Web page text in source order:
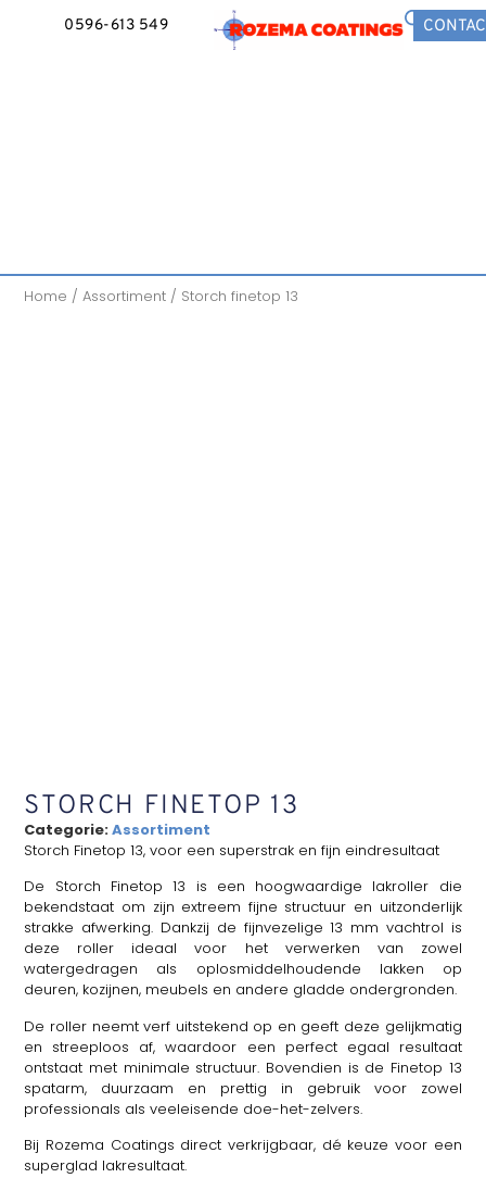
0596-613 549
Home /Assortiment / Storch finetop 13
STORCH FINETOP 13
Categorie:Assortiment
Storch Finetop 13, voor een superstrak en fijn eindresultaat
De Storch Finetop 13 is een hoogwaardige lakroller die
bekendstaat om zijn extreem fijne structuur en uitzonderlijk
strakke afwerking. Dankzij de fijnvezelige 13 mm vachtrol is
deze roller ideaal voor het verwerken van zowel
watergedragen als oplosmiddelhoudende lakken op
deuren, kozijnen, meubels en andere gladde ondergronden.
De roller neemt verf uitstekend op en geeft deze gelijkmatig
en streeploos af, waardoor een perfect egaal resultaat
ontstaat met minimale structuur. Bovendien is de Finetop 13
spatarm, duurzaam en prettig in gebruik voor zowel
professionals als veeleisende doe-het-zelvers.
Bij Rozema Coatings direct verkrijgbaar, dé keuze voor een
superglad lakresultaat.